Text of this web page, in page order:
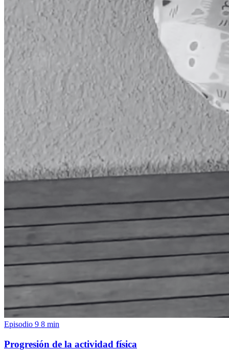
Episodio 9 8 min
Progresión de la actividad física